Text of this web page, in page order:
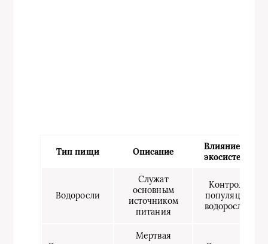
Тип пищи Описание
Влияние на
экосистему
Водоросли
Служат
основным
источником
питания
Контроль
популяции
водорослей
Мертвая